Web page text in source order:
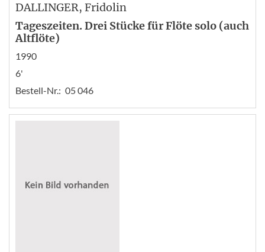
DALLINGER, Fridolin
Tageszeiten. Drei Stücke für Flöte solo (auch
Altflöte)
1990
6'
Bestell-Nr.: 05 046